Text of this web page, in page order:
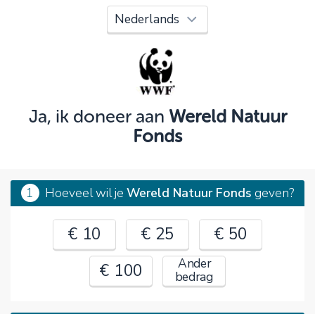
Ja, ik doneer aan Wereld Natuur
Fonds
1 Hoeveel wil jeWereld Natuur Fonds geven?
€ 10 € 25
€ 50
€ 100
Ander
bedrag
Oeps!
Je kunt nog niet verder vanwege:
Controleer en verbeter je invoer en probeer het
OK